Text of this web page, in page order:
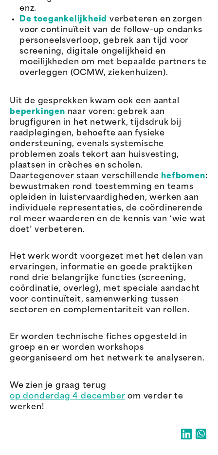
enz.
De toegankelijkheid verbeteren en zorgen
voor continuïteit van de follow-up ondanks
personeelsverloop, gebrek aan tijd voor
screening, digitale ongelijkheid en
moeilijkheden om met bepaalde partners te
overleggen (OCMW, ziekenhuizen).
Uit de gesprekken kwam ook een aantal
beperkingen naar voren: gebrek aan
brugfiguren in het netwerk, tijdsdruk bij
raadplegingen, behoefte aan fysieke
ondersteuning, evenals systemische
problemen zoals tekort aan huisvesting,
plaatsen in crèches en scholen.
Daartegenover staan verschillende hefbomen:
bewustmaken rond toestemming en teams
opleiden in luistervaardigheden, werken aan
individuele representaties, de coördinerende
rol meer waarderen en de kennis van ‘wie wat
doet’ verbeteren.
Het werk wordt voorgezet met het delen van
ervaringen, informatie en goede praktijken
rond drie belangrijke functies (screening,
coördinatie, overleg), met speciale aandacht
voor continuïteit, samenwerking tussen
sectoren en complementariteit van rollen.
Er worden technische fiches opgesteld in
groep en er worden workshops
georganiseerd om het netwerk te analyseren.
We zien je graag terug
op donderdag 4 december om verder te
werken!